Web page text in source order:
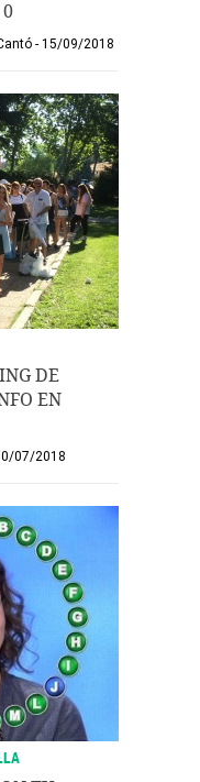
15/09/2018
DE
EN
07/2018